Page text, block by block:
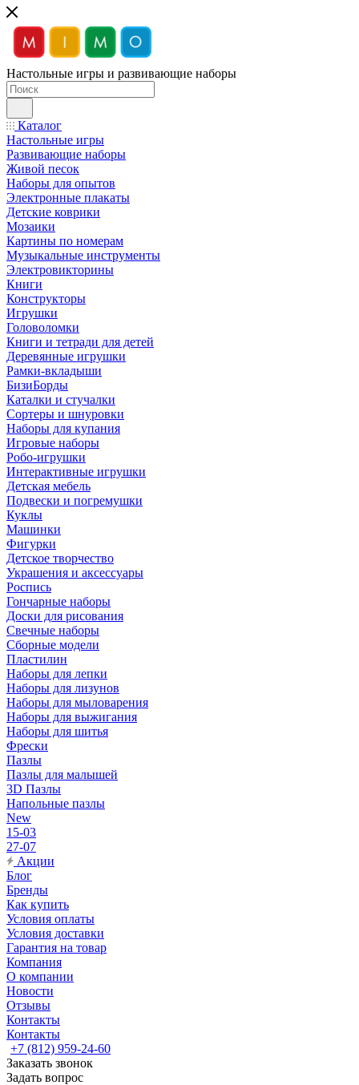
Настольные игры и развивающие наборы
Каталог
Настольные игры
Развивающие наборы
Живой песок
Наборы для опытов
Электронные плакаты
Детские коврики
Мозаики
Картины по номерам
Музыкальные инструменты
Электровикторины
Книги
Конструкторы
Игрушки
Головоломки
Книги и тетради для детей
Деревянные игрушки
Рамки-вкладыши
БизиБорды
Каталки и стучалки
Сортеры и шнуровки
Наборы для купания
Игровые наборы
Робо-игрушки
Интерактивные игрушки
Детская мебель
Подвески и погремушки
Куклы
Машинки
Фигурки
Детское творчество
Украшения и аксессуары
Роспись
Гончарные наборы
Доски для рисования
Свечные наборы
Сборные модели
Пластилин
Наборы для лепки
Наборы для лизунов
Наборы для мыловарения
Наборы для выжигания
Наборы для шитья
Фрески
Пазлы
Пазлы для малышей
3D Пазлы
Напольные пазлы
New
15-03
27-07
Акции
Блог
Бренды
Как купить
Условия оплаты
Условия доставки
Гарантия на товар
Компания
О компании
Новости
Отзывы
Контакты
Контакты
+7 (812) 959-24-60
Заказать звонок
Задать вопрос